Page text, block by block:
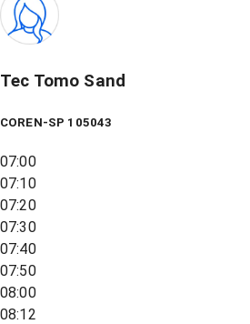
Tec Tomo Sand
COREN-SP 105043
07:00
07:10
07:20
07:30
07:40
07:50
08:00
08:12